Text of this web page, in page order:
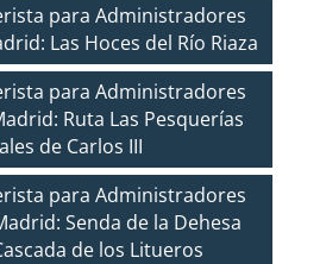
para Administradores
Las Hoces del Río Riaza
para Administradores
Ruta Las Pesquerías
de Carlos III
para Administradores
Senda de la Dehesa
de los Litueros